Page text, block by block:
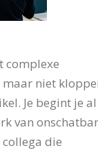
complexe
maar niet
Je begint je al
van
die